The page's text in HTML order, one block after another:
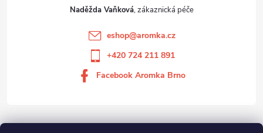
Vše o nákupu
Naděžda Vaňková
eshop@aromka.cz
+420 724 211 891
Facebook Aromka Brno